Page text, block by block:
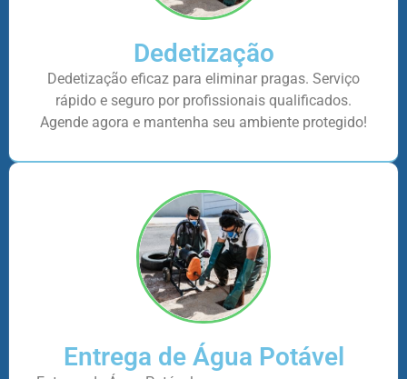
Dedetização
Dedetização eficaz para eliminar pragas. Serviço
rápido e seguro por profissionais qualificados.
Agende agora e mantenha seu ambiente protegido!
Entrega de Água Potável